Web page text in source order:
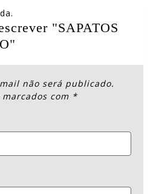
"SAPATOS
não será publicado.
com *